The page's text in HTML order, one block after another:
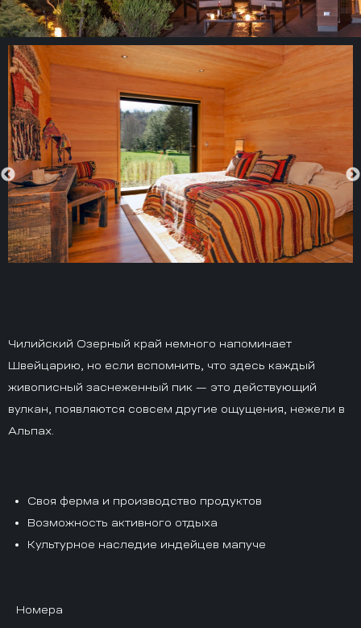
Чилийский Озерный край немного напоминает
Швейцарию, но если вспомнить, что здесь каждый
живописный заснеженный пик — это действующий
вулкан, появляются совсем другие ощущения, нежели в
Альпах.
Своя ферма и производство продуктов
Возможность активного отдыха
Культурное наследие индейцев мапуче
Номера